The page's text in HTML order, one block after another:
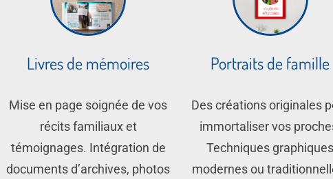
Livres de mémoires
Mise en page soignée de vos
récits familiaux et
témoignages. Intégration de
documents d’archives, photos
Portraits de famille
Des créations originales
immortaliser vos
Techniques graphiques
modernes ou